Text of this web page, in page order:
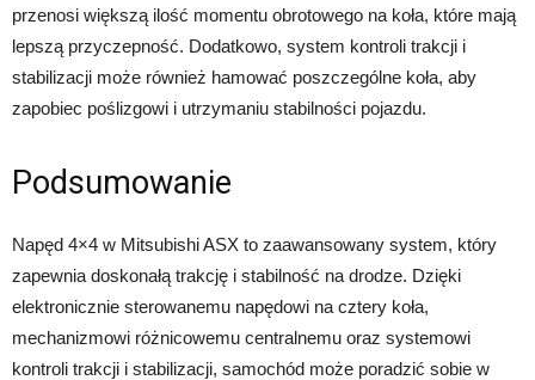
przenosi większą ilość momentu obrotowego na koła, które mają
lepszą przyczepność. Dodatkowo, system kontroli trakcji i
stabilizacji może również hamować poszczególne koła, aby
zapobiec poślizgowi i utrzymaniu stabilności pojazdu.
Podsumowanie
Napęd 4×4 w Mitsubishi ASX to zaawansowany system, który
zapewnia doskonałą trakcję i stabilność na drodze. Dzięki
elektronicznie sterowanemu napędowi na cztery koła,
mechanizmowi różnicowemu centralnemu oraz systemowi
kontroli trakcji i stabilizacji, samochód może poradzić sobie w